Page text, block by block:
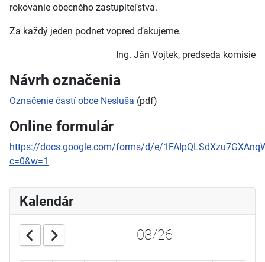
rokovanie obecného zastupiteľstva.
Za každý jeden podnet vopred ďakujeme.
Ing. Ján Vojtek, predseda komisie
Návrh označenia
Označenie častí obce Nesluša (pdf)
Online formulár
https://docs.google.com/forms/d/e/
c=0&w=1
Kalendár
08/26